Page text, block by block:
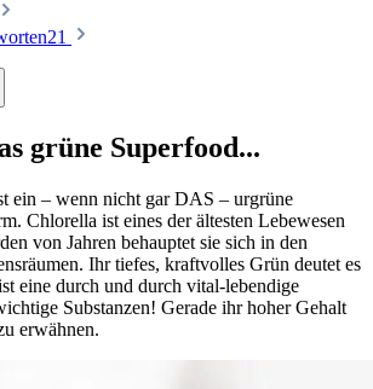
21
grüne Superfood...
ein – wenn nicht gar DAS – urgrüne
Chlorella ist eines der ältesten Lebewesen
von Jahren behauptet sie sich in den
Ihr tiefes, kraftvolles Grün deutet es
eine durch und durch vital-lebendige
Substanzen! Gerade ihr hoher Gehalt
erwähnen.